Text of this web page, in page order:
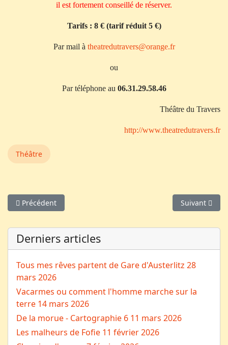
il est fortement conseillé de réserver.
Tarifs : 8 € (tarif réduit 5 €)
Par mail à theatredutravers@orange.fr
ou
Par téléphone au 06.31.29.58.46
Théâtre du Travers
http://www.theatredutravers.fr
Théâtre
Article précédent : Camarade
Précédent Article
Suivant
Derniers articles
Tous mes rêves partent de Gare d'Austerlitz 28
mars 2026
Vacarmes ou comment l'homme marche sur la
terre 14 mars 2026
De la morue - Cartographie 6 11 mars 2026
Les malheurs de Fofie 11 février 2026